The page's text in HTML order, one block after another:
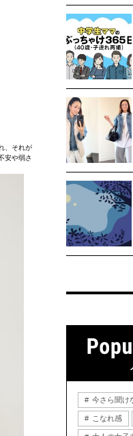
、それが
安や弱さ
今さら聞け
こなれ感